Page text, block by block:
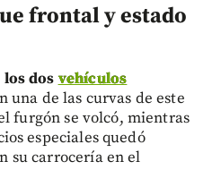
frontal y estado
los dosvehículos
una de las curvas de este
furgón se volcó, mientras
especiales quedó
su carrocería en el